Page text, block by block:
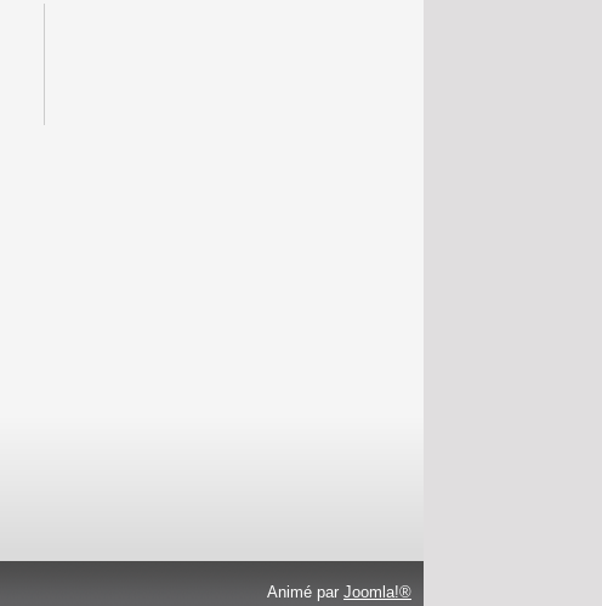
Animé par Joomla!®